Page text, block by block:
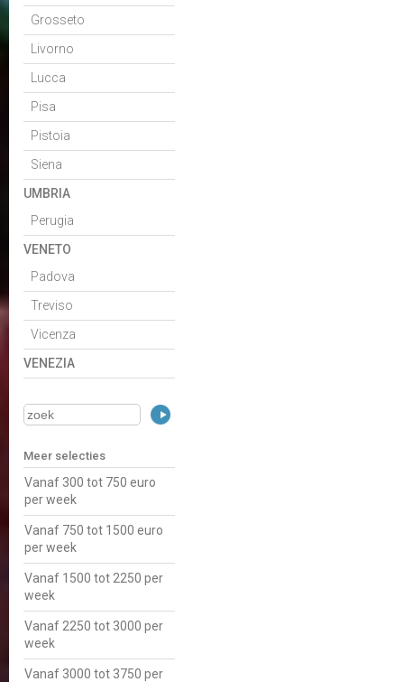
Grosseto
Livorno
Lucca
Pisa
Pistoia
Siena
UMBRIA
Perugia
VENETO
Padova
Treviso
Vicenza
VENEZIA
Meer selecties
Vanaf 300 tot 750 euro
per week
Vanaf 750 tot 1500 euro
per week
Vanaf 1500 tot 2250 per
week
Vanaf 2250 tot 3000 per
week
Vanaf 3000 tot 3750 per